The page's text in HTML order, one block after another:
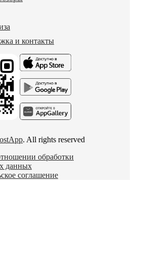
и контакты
. All rights reserved
обработки
данных
соглашение